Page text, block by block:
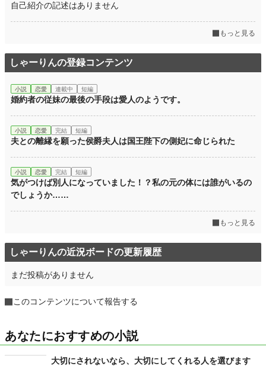
更新日時 2026.04.02 08:10
初回完結日時 2026.04.02 08:10
週間ポイント 4,309 pt (2,377 位)
月間ポイント 15,963 pt (2,952 位)
年間ポイント 535,967 pt (938 位)
累計ポイント 537,626 pt (9,845 位)
自己紹介の記述はありません
もっと見る
しゃーりんの登録コンテンツ
小説 恋愛 連載中 短編
婚約者の従妹の最後の手段は愛人のようです。
小説 恋愛 完結 短編
夫との離縁を願った侯爵夫人は国王陛下の側妃に命じられた
小説 恋愛 完結 短編
気がつけば別人になっていました！？私の元の体には誰がいるの
でしょうか……
もっと見る
しゃーりんの近況ボードの更新履歴
まだ投稿がありません
このコンテンツについて報告する
あなたにおすすめの小説
大切にされないなら、大切にしてくれる人を選びます